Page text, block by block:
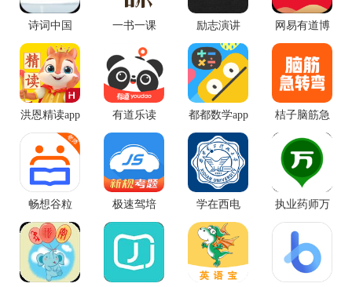
诗词中国 一书一课 励志演讲
网易有道博
闻app手机版
洪恩精读app
最新版
有道乐读 都都数学app
桔子脑筋急
畅想谷粒 极速驾培 学在西电
执业药师万
题库